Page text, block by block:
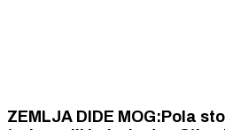
ZEMLJA DIDE MOG:Pola